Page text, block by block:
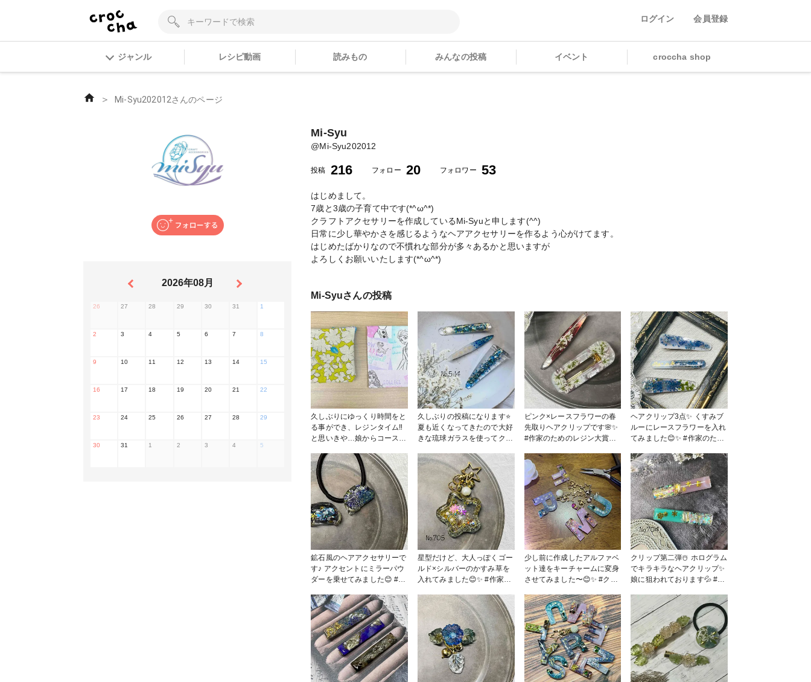
ログイン 会員登録
ジャンル レシピ動画 読みもの みんなの投稿 イベント croccha shop
＞ Mi-Syu202012さんのページ
2026年08月
26 27 28 29 30 31 1
2 3 4 5 6 7 8
9 10 11 12 13 14 15
16 17 18 19 20 21 22
23 24 25 26 27 28 29
30 31 1 2 3 4 5
Mi-Syu
@Mi-Syu202012
投稿 216 フォロー 20 フォロワー 53
はじめまして。
7歳と3歳の子育て中です(*^ω^*)
クラフトアクセサリーを作成しているMi-Syuと申します(^^)
日常に少し華やかさを感じるようなヘアアクセサリーを作るよう心がけてます。
はじめたばかりなので不慣れな部分が多々あるかと思いますが
よろしくお願いいたします(*^ω^*)
Mi-Syuさんの投稿
久しぶりにゆっくり時間をと
る事ができ、レジンタイム‼️
と思いきや…娘からコースタ
ギレを使い手縫いコースター
を作成しました⭐️ 裁断以外は
ほぼ娘が仕上げてくれて、こ
んなにできるのかぁ✨と新た
な発見になり嬉しくなりまし
た☺️ …レジンまで辿り着け
ず…笑 #ファッション #小
物・雑貨 #コースター
久しぶりの投稿になります⭐️
夏も近くなってきたので大好
きな琉球ガラスを使ってクリ
クセサリー部 #販売中 #ヘア
アクセサリー #小物・雑貨 #
その他 #レジン
ピンク×レースフラワーの春
先取りヘアクリップです🌸✨
#作家のためのレジン大賞
めての投稿 #レジン #販売中
#ヘアアクセサリー
ヘアクリップ3点✨ くすみブ
ルーにレースフラワーを入れ
てみました😊✨ #作家のため
の投稿 #アクセサリー部 #販
売中 #レジン #ヘアクリップ
#ヘアアクセサリー
鉱石風のヘアアクセサリーで
す♪ アクセントにミラーパウ
ダーを乗せてみました😊 #作
クリスマス作品コンテスト
2022 #ヘアゴム #ヘアアクセ
サリー #販売中 #レジン #UV
レジン
星型だけど、大人っぽくゴー
ルド×シルバーのかすみ草を
入れてみました😊✨ #作家の
スマス作品コンテスト2022 #
アクセサリー部 #販売中 #キ
ーリング #キーホルダー #キ
ーチャーム #レジン
少し前に作成したアルファベ
ット達をキーチャームに変身
させてみました〜😊✨ #クリ
アクセサリー部 #アルファベ
ット #キーチャーム #レジン
#uvレジン #販売中
クリップ第二弾☃️ ホログラム
でキラキラなヘアクリップ✨
娘に狙われております💦 #ク
中 #レジン #uvレジン